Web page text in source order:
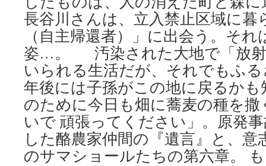
長谷川さんは、立入禁止区域に
（自主帰還者）」に出会う。そ
姿…。 汚染された大地で「放射
いられる生活だが、それでもふる
年後には子孫がこの地に戻るか
のために今日も畑に蕎麦の種を
いで 頑張ってください」。原発
した酪農家仲間の『遺言』と、意
のサマショールたちの第六章。